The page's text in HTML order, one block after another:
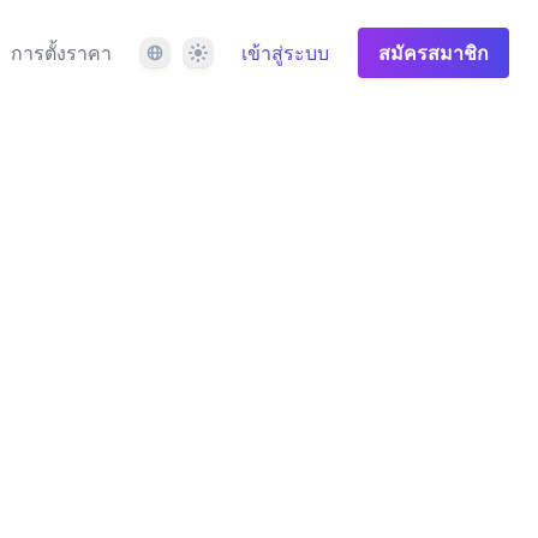
การตั้งราคา ภาษา ธีม เข้าสู่ระบบ สมัครสมาชิก